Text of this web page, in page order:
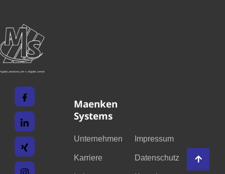
Maenken
Systems
Unternehmen
Karriere
Impressum
Datenschutz